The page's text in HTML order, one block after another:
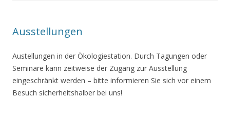
Ausstellungen
Austellungen in der Ökologiestation. Durch Tagungen oder
Seminare kann zeitweise der Zugang zur Ausstellung
eingeschränkt werden – bitte informieren Sie sich vor einem
Besuch sicherheitshalber bei uns!